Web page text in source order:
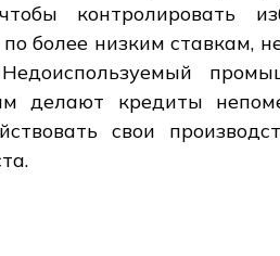
контролировать
более низким ставкам,
делают кредиты
свои